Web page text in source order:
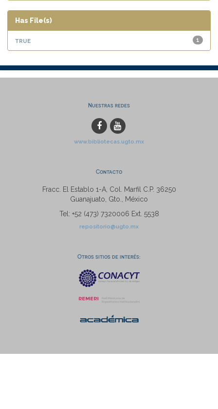
Has File(s)
1
true
Nuestras redes
www.bibliotecas.ugto.mx
Contacto
Fracc. El Establo 1-A, Col. Marfil C.P. 36250
Guanajuato, Gto., México
Tel: +52 (473) 7320006 Ext. 5538
repositorio@ugto.mx
Otros sitios de interés: